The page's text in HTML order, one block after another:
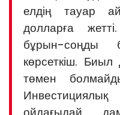
елдің тауар
долларға
бұрын-соңды
көрсеткіш.
төмен